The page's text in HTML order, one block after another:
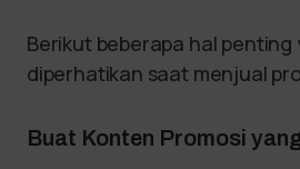
Berikut beberapa hal penting
diperhatikan saat menjual
Buat Konten Promosi